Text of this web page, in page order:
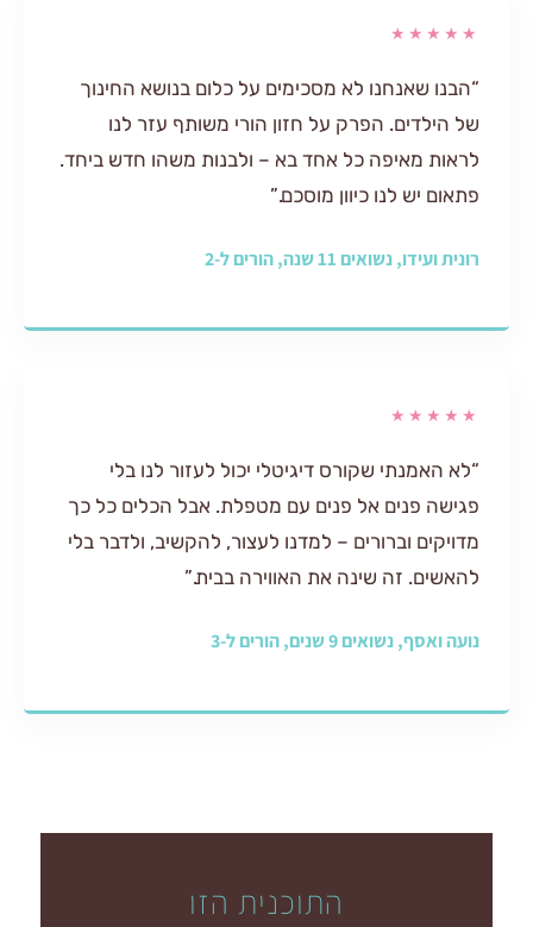
לא מסכימים על כלום בנושא החינוך
הפרק על חזון הורי משותף עזר לנו
כל אחד בא – ולבנות משהו חדש ביחד.
לנו כיוון מוסכם.”
11 שנה, הורים ל-2
שקורס דיגיטלי יכול לעזור לנו בלי
אל פנים עם מטפלת. אבל הכלים כל כך
וברורים – למדנו לעצור, להקשיב, ולדבר בלי
שינה את האווירה בבית.”
9 שנים, הורים ל-3
התוכנית הזו